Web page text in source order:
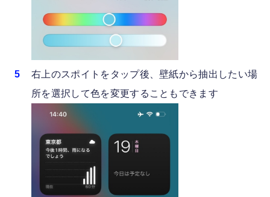
右上のスポイトをタップ後、壁紙から抽出したい場
所を選択して色を変更することもできます